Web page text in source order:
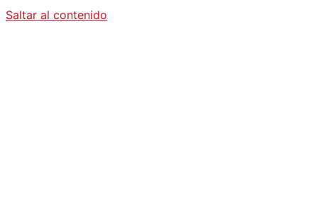
Saltar al contenido